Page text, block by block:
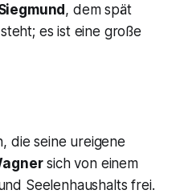
, dem spät
es ist eine große
die seine ureigene
sich von einem
Seelenhaushalts frei.